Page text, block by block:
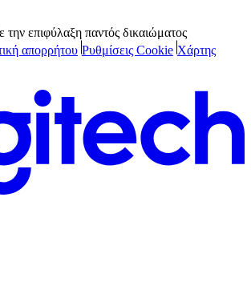
επιφύλαξη παντός δικαιώματος
απορρήτου Ρυθμίσεις Cookie Χάρτης